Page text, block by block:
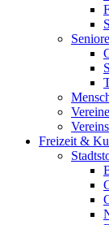
Vereine
Freizeit &